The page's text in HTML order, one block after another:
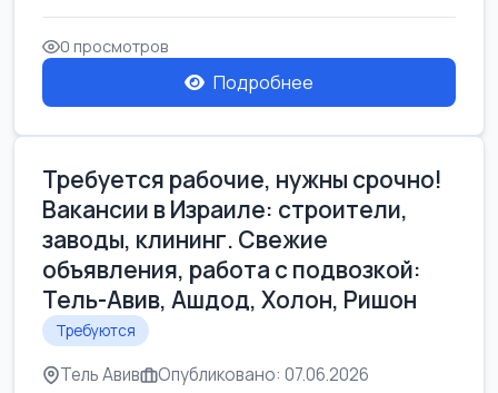
0 просмотров
Подробнее
Требуется рабочие, нужны срочно!
Вакансии в Израиле: строители,
заводы, клининг. Свежие
объявления, работа с подвозкой:
Тель-Авив, Ашдод, Холон, Ришон
Требуются
Тель Авив Опубликовано: 07.06.2026